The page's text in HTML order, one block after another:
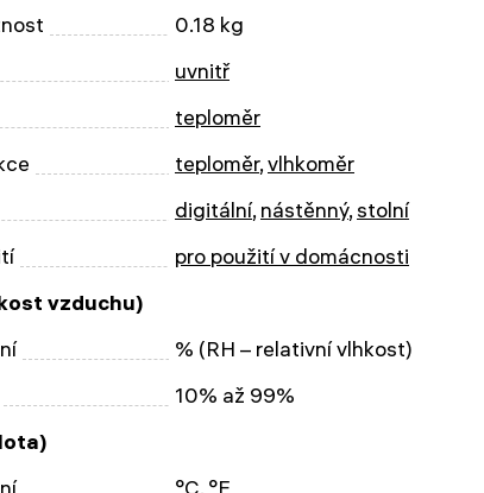
0.18 kg
uvnitř
teploměr
teploměr,vlhkoměr
digitální, nástěnný, stolní
pro použití v domácnosti
vzduchu)
% (RH – relativní vlhkost)
10% až 99%
°C, °F